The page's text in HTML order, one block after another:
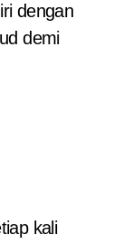
dengan
demi
kali